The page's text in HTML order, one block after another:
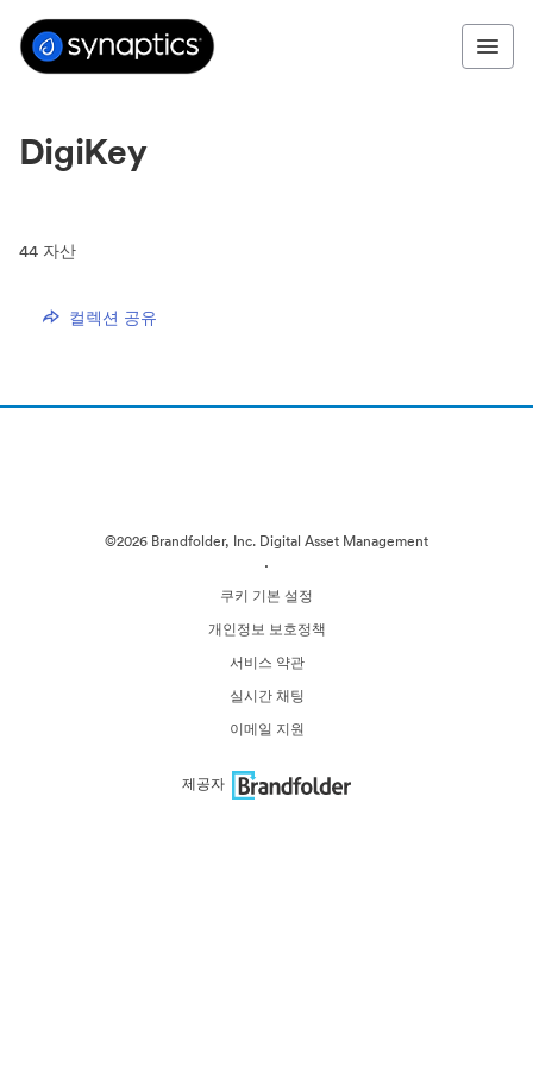
DigiKey
44 자산
컬렉션 공유
©2026 Brandfolder, Inc. Digital Asset Management
·
쿠키 기본 설정
개인정보 보호정책
서비스 약관
실시간 채팅
이메일 지원
제공자